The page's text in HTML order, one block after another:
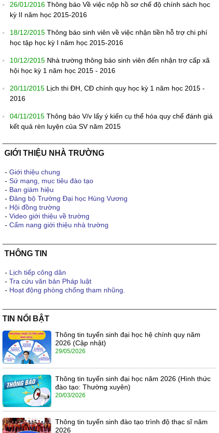
26/01/2016 Thông báo Về việc nộp hồ sơ chế độ chính sách học
kỳ II năm học 2015-2016
18/12/2015 Thông báo sinh viên về việc nhận tiền hỗ trợ chi phí
học tập học kỳ I năm học 2015-2016
10/12/2015 Nhà trường thông báo sinh viên đến nhận trợ cấp xã
hội học kỳ 1 năm học 2015 - 2016
20/11/2015 Lịch thi ĐH, CĐ chính quy học kỳ 1 năm học 2015 -
2016
04/11/2015 Thông báo V/v lấy ý kiến cụ thể hóa quy chế đánh giá
kết quả rèn luyện của SV năm 2015
GIỚI THIỆU NHÀ TRƯỜNG
- Giới thiệu chung
- Sứ mạng, mục tiêu đào tạo
- Ban giám hiệu
- Đảng bộ Trường Đại học Hùng Vương
- Hội đồng trường
- Video giới thiệu về trường
- Cẩm nang giới thiệu nhà trường
THÔNG TIN
- Lịch tiếp công dân
- Tra cứu văn bản Pháp luật
- Hoạt động phòng chống tham nhũng.
TIN NỔI BẬT
Thông tin tuyển sinh đại học hệ chính quy năm
2026 (Cập nhật)
29/05/2026
Thông tin tuyển sinh đại học năm 2026 (Hình thức
đào tạo: Thường xuyên)
20/03/2026
Thông tin tuyển sinh đào tạo trình độ thạc sĩ năm
2026